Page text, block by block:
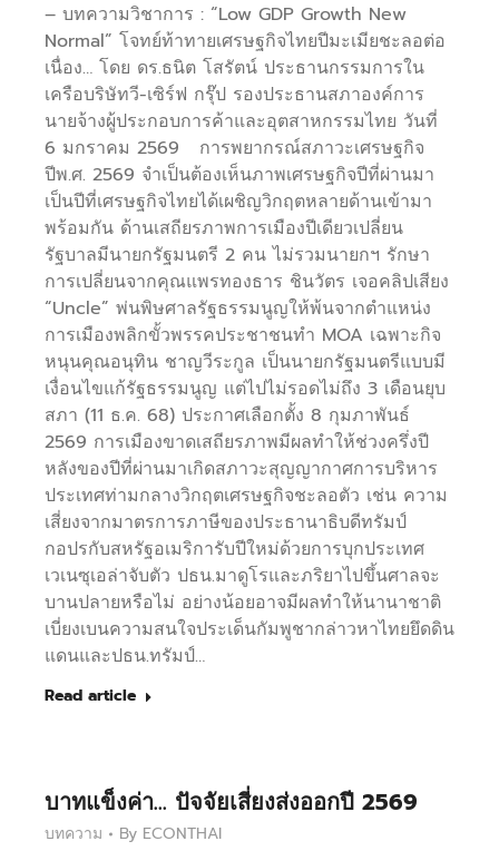
– บทความวิชาการ : “Low GDP Growth New
Normal” โจทย์ท้าทายเศรษฐกิจไทยปีมะเมียชะลอต่อ
เนื่อง… โดย ดร.ธนิต โสรัตน์ ประธานกรรมการใน
เครือบริษัทวี-เซิร์ฟ กรุ๊ป รองประธานสภาองค์การ
นายจ้างผู้ประกอบการค้าและอุตสาหกรรมไทย วันที่
6 มกราคม 2569 การพยากรณ์สภาวะเศรษฐกิจ
ปีพ.ศ. 2569 จำเป็นต้องเห็นภาพเศรษฐกิจปีที่ผ่านมา
เป็นปีที่เศรษฐกิจไทยได้เผชิญวิกฤตหลายด้านเข้ามา
พร้อมกัน ด้านเสถียรภาพการเมืองปีเดียวเปลี่ยน
รัฐบาลมีนายกรัฐมนตรี 2 คน ไม่รวมนายกฯ รักษา
การเปลี่ยนจากคุณแพรทองธาร ชินวัตร เจอคลิปเสียง
“Uncle” พ่นพิษศาลรัฐธรรมนูญให้พ้นจากตำแหน่ง
การเมืองพลิกขั้วพรรคประชาชนทำ MOA เฉพาะกิจ
หนุนคุณอนุทิน ชาญวีระกูล เป็นนายกรัฐมนตรีแบบมี
เงื่อนไขแก้รัฐธรรมนูญ แต่ไปไม่รอดไม่ถึง 3 เดือนยุบ
สภา (11 ธ.ค. 68) ประกาศเลือกตั้ง 8 กุมภาพันธ์
2569 การเมืองขาดเสถียรภาพมีผลทำให้ช่วงครึ่งปี
หลังของปีที่ผ่านมาเกิดสภาวะสุญญากาศการบริหาร
ประเทศท่ามกลางวิกฤตเศรษฐกิจชะลอตัว เช่น ความ
เสี่ยงจากมาตรการภาษีของประธานาธิบดีทรัมป์
กอปรกับสหรัฐอเมริการับปีใหม่ด้วยการบุกประเทศ
เวเนซุเอล่าจับตัว ปธน.มาดูโรและภริยาไปขึ้นศาลจะ
บานปลายหรือไม่ อย่างน้อยอาจมีผลทำให้นานาชาติ
เบี่ยงเบนความสนใจประเด็นกัมพูชากล่าวหาไทยยึดดิน
แดนและปธน.ทรัมป์…
Read article
บาทแข็งค่า… ปัจจัยเสี่ยงส่งออกปี 2569
บทความ By ECONTHAI